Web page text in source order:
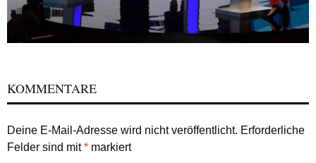
KOMMENTARE
Deine E-Mail-Adresse wird nicht veröffentlicht. Erforderliche
Felder sind mit* markiert